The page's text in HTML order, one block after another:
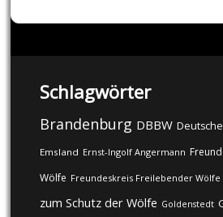
Schlagwörter
Brandenburg DBBW
Emsland Ernst-Ingolf Angermann
Wölfe Freundeskreis Freilebender Wölfe
zum Schutz der Wölfe Goldenstedt